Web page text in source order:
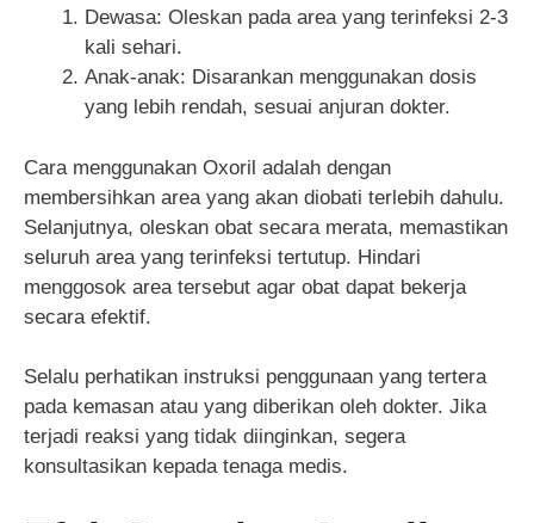
Dewasa: Oleskan pada area yang terinfeksi 2-3
kali sehari.
Anak-anak: Disarankan menggunakan dosis
yang lebih rendah, sesuai anjuran dokter.
Cara menggunakan Oxoril adalah dengan
membersihkan area yang akan diobati terlebih dahulu.
Selanjutnya, oleskan obat secara merata, memastikan
seluruh area yang terinfeksi tertutup. Hindari
menggosok area tersebut agar obat dapat bekerja
secara efektif.
Selalu perhatikan instruksi penggunaan yang tertera
pada kemasan atau yang diberikan oleh dokter. Jika
terjadi reaksi yang tidak diinginkan, segera
konsultasikan kepada tenaga medis.